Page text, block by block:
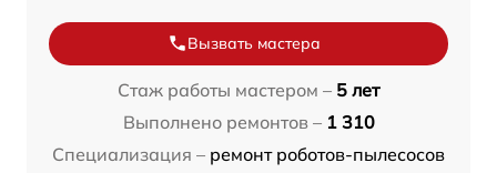
Вызвать мастера
Стаж работы мастером – 5 лет
Выполнено ремонтов – 1 310
Специализация – ремонт роботов-пылесосов